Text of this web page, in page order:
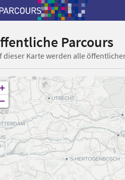
Parcours
dieser Karte werden alle
+
−